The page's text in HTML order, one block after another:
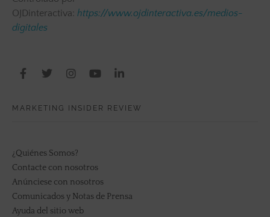
OJDinteractiva: https://www.ojdinteractiva.es/medios-
digitales
MARKETING INSIDER REVIEW
¿Quiénes Somos?
Contacte con nosotros
Anúnciese con nosotros
Comunicados y Notas de Prensa
Ayuda del sitio web